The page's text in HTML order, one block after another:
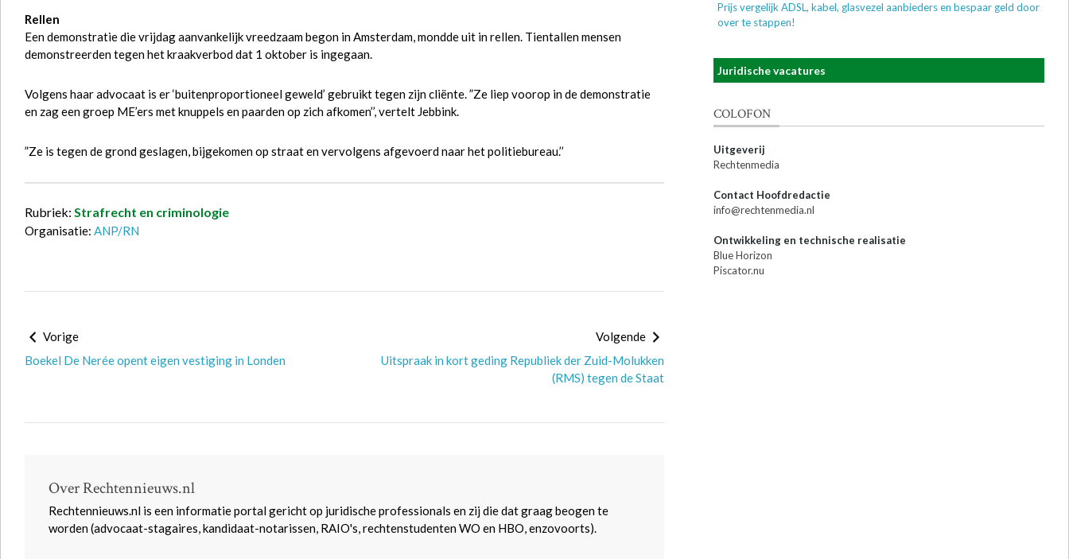
Rellen
Een demonstratie die vrijdag aanvankelijk vreedzaam begon in Amsterdam, mondde uit in rellen. Tientallen mensen
demonstreerden tegen het kraakverbod dat 1 oktober is ingegaan.
Volgens haar advocaat is er ‘buitenproportioneel geweld’ gebruikt tegen zijn cliënte. ”Ze liep voorop in de demonstratie
en zag een groep ME’ers met knuppels en paarden op zich afkomen’’, vertelt Jebbink.
”Ze is tegen de grond geslagen, bijgekomen op straat en vervolgens afgevoerd naar het politiebureau.’’
Rubriek: Strafrecht en criminologie
Organisatie: ANP/RN
Vorige
Boekel De Nerée opent eigen vestiging in Londen
Volgende
Uitspraak in kort geding Republiek der Zuid-Molukken
(RMS) tegen de Staat
Over Rechtennieuws.nl
Rechtennieuws.nl is een informatie portal gericht op juridische professionals en zij die dat graag beogen te
worden (advocaat-stagaires, kandidaat-notarissen, RAIO's, rechtenstudenten WO en HBO, enzovoorts).
Prijs vergelijk ADSL, kabel, glasvezel aanbieders en bespaar geld door
over te stappen!
Juridische vacatures
COLOFON
Uitgeverij
Rechtenmedia
Contact Hoofdredactie
info@rechtenmedia.nl
Ontwikkeling en technische realisatie
Blue Horizon
Piscator.nu